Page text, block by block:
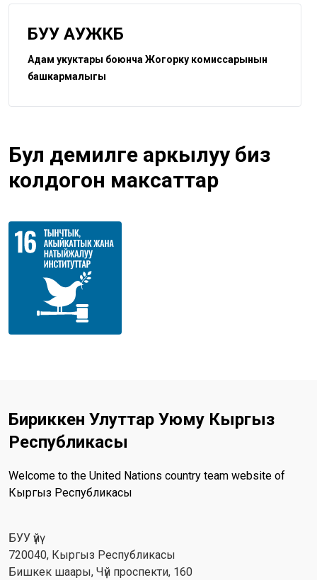
БУУ АУЖКБ
Адам укуктары боюнча Жогорку комиссарынын
башкармалыгы
Бул демилге аркылуу биз
колдогон максаттар
Бириккен Улуттар Уюму Кыргыз
Республикасы
Welcome to the United Nations country team website of
Кыргыз Республикасы
БУУ үйү
720040, Кыргыз Республикасы
Бишкек шаары, Чүй проспекти, 160